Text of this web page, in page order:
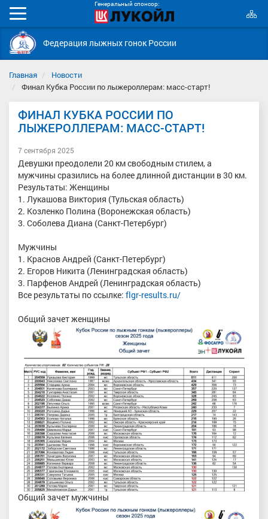
Генеральный спонсор:
Мобильное
меню
Федерация лыжных гонок России
Главная
Новости
Финал Кубка России по лыжероллерам: масс-старт!
ФИНАЛ КУБКА РОССИИ ПО
ЛЫЖЕРОЛЛЕРАМ: МАСС-СТАРТ!
7 сентября 2025
Девушки преодолели 20 км свободным стилем, а
мужчины сразились на более длинной дистанции в 30 км.
Результаты: Женщины
1. Лукашова Виктория (Тульская область)
2. Козленко Полина (Воронежская область)
3. Соболева Диана (Санкт-Петербург)
Мужчины
1. Краснов Андрей (Санкт-Петербург)
2. Егоров Никита (Ленинградская область)
3. Парфенов Андрей (Ленинградская область)
Все результаты по ссылке: flgr-results.ru/
Общий зачет женщины
Общий зачет мужчины